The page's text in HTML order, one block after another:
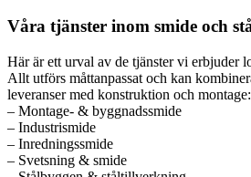
Våra tjänster inom smide och
Här är ett urval av de tjänster vi erbjuder
Allt utförs måttanpassat och kan
leveranser med konstruktion och montage:
– Montage- & byggnadssmide
– Industrismide
– Inredningssmide
– Svetsning & smide